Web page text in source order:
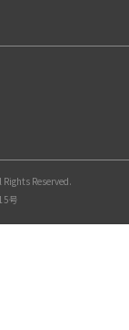
Reserved.
号